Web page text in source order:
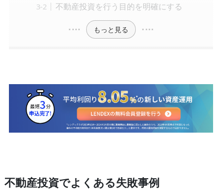
不動産投資を行う目的を明確にする
もっと見る
不動産投資でよくある失敗事例